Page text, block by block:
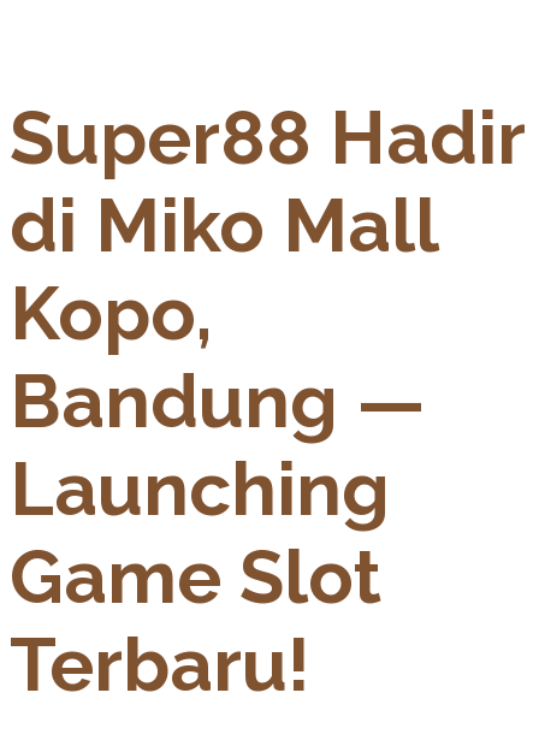
Super88 Hadir
di Miko Mall
Kopo,
Bandung —
Launching
Game Slot
Terbaru!